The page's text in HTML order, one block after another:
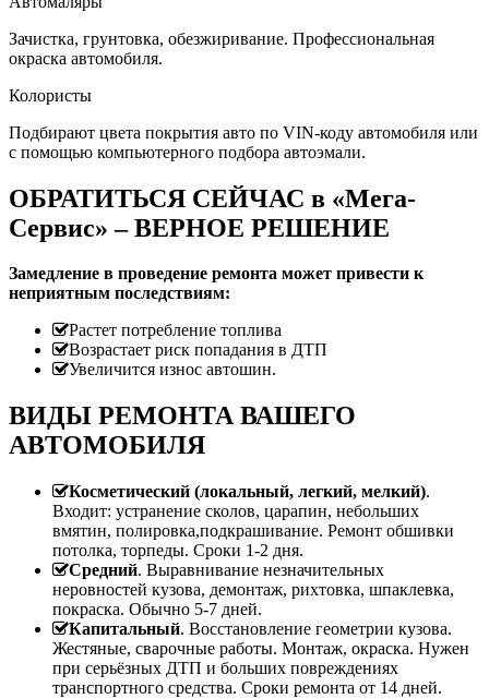
Зачистка, грунтовка, обезжиривание. Профессиональная
окраска автомобиля.
Колористы
Подбирают цвета покрытия авто по VIN-коду автомобиля или
с помощью компьютерного подбора автоэмали.
ОБРАТИТЬСЯ СЕЙЧАС в «Мега-
Сервис» – ВЕРНОЕ РЕШЕНИЕ
Замедление в проведение ремонта может привести к
неприятным последствиям:
Растет потребление топлива
Возрастает риск попадания в ДТП
Увеличится износ автошин.
ВИДЫ РЕМОНТА ВАШЕГО
АВТОМОБИЛЯ
Косметический (локальный, легкий, мелкий).
Входит: устранение сколов, царапин, небольших
вмятин, полировка,подкрашивание. Ремонт обшивки
потолка, торпеды. Сроки 1-2 дня.
Средний. Выравнивание незначительных
неровностей кузова, демонтаж, рихтовка, шпаклевка,
покраска. Обычно 5-7 дней.
Капитальный. Восстановление геометрии кузова.
Жестяные, сварочные работы. Монтаж, окраска. Нужен
при серьёзных ДТП и больших повреждениях
транспортного средства. Сроки ремонта от 14 дней.